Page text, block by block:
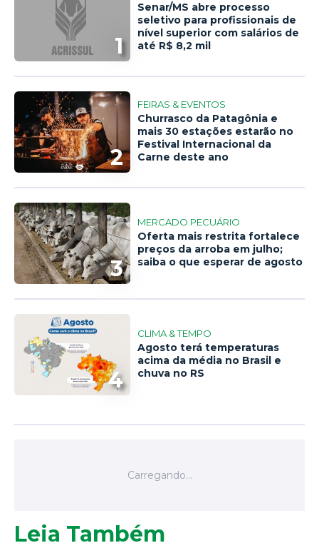
1
Senar/MS abre processo
seletivo para profissionais de
nível superior com salários de
até R$ 8,2 mil
2
FEIRAS & EVENTOS
Churrasco da Patagônia e
mais 30 estações estarão no
Festival Internacional da
Carne deste ano
3
MERCADO PECUÁRIO
Oferta mais restrita fortalece
preços da arroba em julho;
saiba o que esperar de agosto
4
CLIMA & TEMPO
Agosto terá temperaturas
acima da média no Brasil e
chuva no RS
Leia Também